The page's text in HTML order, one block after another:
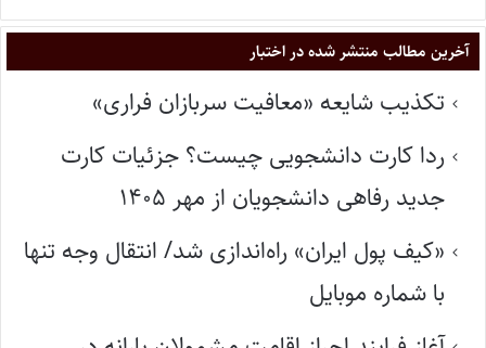
آخرین مطالب منتشر شده در اختبار
تکذیب شایعه «معافیت سربازان فراری»
ردا کارت دانشجویی چیست؟ جزئیات کارت
جدید رفاهی دانشجویان از مهر ۱۴۰۵
«کیف پول ایران» راه‌اندازی شد/ انتقال وجه تنها
با شماره موبایل